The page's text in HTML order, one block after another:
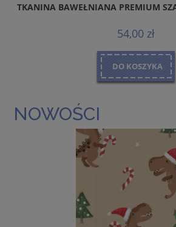
TKANINA BAWEŁNIANA PREMIUM
54,00 zł
DO KOSZYKA
NOWOŚCI